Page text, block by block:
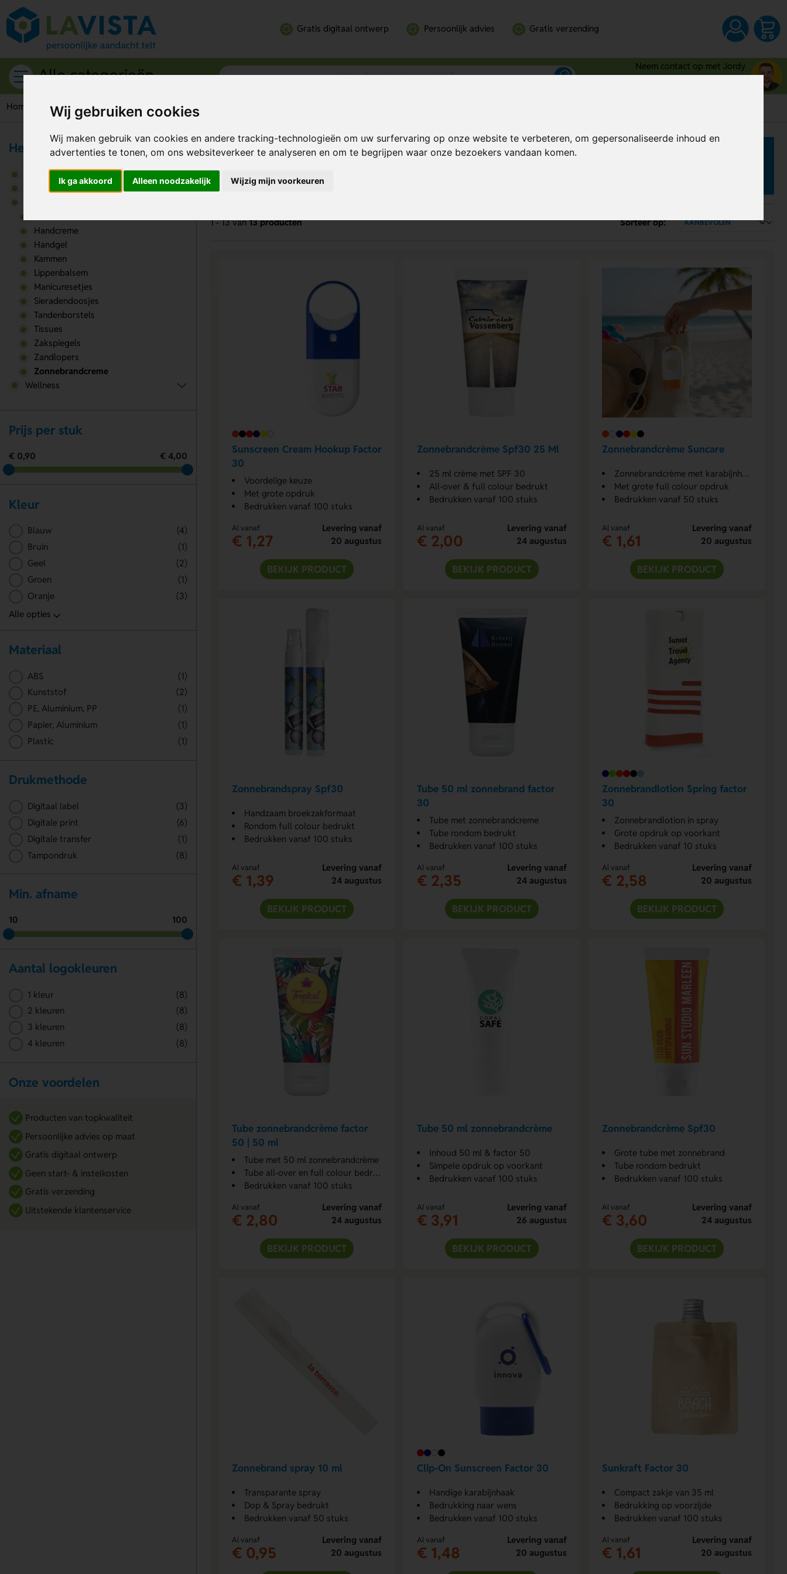
Wij gebruiken cookies
Wij maken gebruik van cookies en andere tracking-technologieën om uw surfervaring op onze website te verbeteren, om gepersonaliseerde inhoud en
advertenties te tonen, om ons websiteverkeer te analyseren en om te begrijpen waar onze bezoekers vandaan komen.
Ik ga akkoord Alleen noodzakelijk Wijzig mijn voorkeuren
Gratis digitaal ontwerp Persoonlijk advies Gratis verzending
Alle categorieën
Neem contact op met Jordy
Home Persoonlijke verzorging Zonnebrandcreme
Zonnebrand bedrukken
1 - 13 van13 producten Sorteer op:
Sunscreen Cream Hookup Factor
30
Voordelige keuze
Met grote opdruk
Bedrukken vanaf 100 stuks
Al vanaf
€ 1,27
Levering vanaf
20 augustus
BEKIJK PRODUCT
Zonnebrandcrème Spf30 25 Ml
25 ml crème met SPF 30
All-over & full colour bedrukt
Bedrukken vanaf 100 stuks
Al vanaf
€ 2,00
Levering vanaf
24 augustus
BEKIJK PRODUCT
Zonnebrandcrème Suncare
Zonnebrandcrème met karabijnhaak
Met grote full colour opdruk
Bedrukken vanaf 50 stuks
Al vanaf
€ 1,61
Levering vanaf
20 augustus
BEKIJK PRODUCT
Zonnebrandspray Spf30
Handzaam broekzakformaat
Rondom full colour bedrukt
Bedrukken vanaf 100 stuks
Al vanaf
€ 1,39
Levering vanaf
24 augustus
BEKIJK PRODUCT
Tube 50 ml zonnebrand factor
30
Tube met zonnebrandcreme
Tube rondom bedrukt
Bedrukken vanaf 100 stuks
Al vanaf
€ 2,35
Levering vanaf
24 augustus
BEKIJK PRODUCT
Zonnebrandlotion Spring factor
30
Zonnebrandlotion in spray
Grote opdruk op voorkant
Bedrukken vanaf 10 stuks
Al vanaf
€ 2,58
Levering vanaf
20 augustus
BEKIJK PRODUCT
Tube zonnebrandcrème factor
50 | 50 ml
Tube met 50 ml zonnebrandcrème
Tube all-over en full colour bedrukt
Bedrukken vanaf 100 stuks
Al vanaf
€ 2,80
Levering vanaf
24 augustus
BEKIJK PRODUCT
Tube 50 ml zonnebrandcrème
Inhoud 50 ml & factor 50
Simpele opdruk op voorkant
Bedrukken vanaf 100 stuks
Al vanaf
€ 3,91
Levering vanaf
26 augustus
BEKIJK PRODUCT
Zonnebrandcrème Spf30
Grote tube met zonnebrand
Tube rondom bedrukt
Bedrukken vanaf 100 stuks
Al vanaf
€ 3,60
Levering vanaf
24 augustus
BEKIJK PRODUCT
Zonnebrand spray 10 ml
Transparante spray
Dop & Spray bedrukt
Bedrukken vanaf 50 stuks
Al vanaf
€ 0,95
Levering vanaf
20 augustus
Clip-On Sunscreen Factor 30
Handige karabijnhaak
Bedrukking naar wens
Bedrukken vanaf 100 stuks
Al vanaf
€ 1,48
Levering vanaf
20 augustus
Sunkraft Factor 30
Compact zakje van 35 ml
Bedrukking op voorzijde
Bedrukken vanaf 100 stuks
Al vanaf
€ 1,61
Levering vanaf
20 augustus
Health & Wellness
Badproducten
Gezondheidsartikelen
Handcreme
Handgel
Kammen
Lippenbalsem
Manicuresetjes
Sieradendoosjes
Tandenborstels
Tissues
Zakspiegels
Zandlopers
Zonnebrandcreme
Wellness
Prijs per stuk
€ 0,90 € 4,00
Kleur
Blauw
(4)
Bruin
(1)
Geel
(2)
Groen
(1)
Oranje
(3)
Materiaal
ABS
(1)
Kunststof
(2)
PE, Aluminium, PP
(1)
Papier, Aluminium
(1)
Plastic
(1)
Drukmethode
Digitaal label
(3)
Digitale print
(6)
Digitale transfer
(1)
Tampondruk
(8)
Min. afname
10 100
Aantal logokleuren
1 kleur
(8)
2 kleuren
(8)
3 kleuren
(8)
4 kleuren
(8)
Onze voordelen
Producten van topkwaliteit
Persoonlijke advies op maat
Gratis digitaal ontwerp
Geen start- & instelkosten
Gratis verzending
Uitstekende klantenservice